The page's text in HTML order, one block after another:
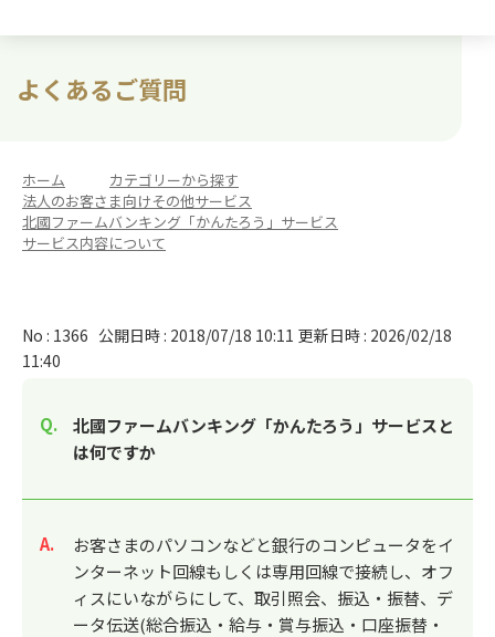
よくあるご質問
ホーム カテゴリーから探す
法人のお客さま向けその他サービス
北國ファームバンキング「かんたろう」サービス
サービス内容について
No : 1366 公開日時 : 2018/07/18 10:11 更新日時 : 2026/02/18
11:40
北國ファームバンキング「かんたろう」サービスと
は何ですか
回答
お客さまのパソコンなどと銀行のコンピュータをイ
ンターネット回線もしくは専用回線で接続し、オフ
ィスにいながらにして、取引照会、振込・振替、デ
ータ伝送(総合振込・給与・賞与振込・口座振替・